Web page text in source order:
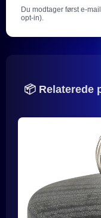
Du modtager først e-
opt-in).
📦 Relaterede